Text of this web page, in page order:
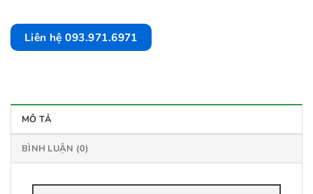
Liên hệ 093.971.6971
MÔ TẢ
BÌNH LUẬN (0)